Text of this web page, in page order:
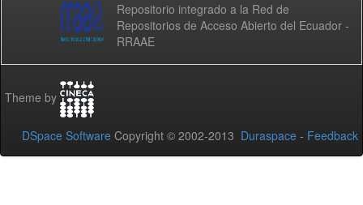
Repositorio integrado a la Red de
Repositorios de Acceso Abierto del Ecuador -
RRAAE
Theme by
DSpace Software Copyright © 2002-2013 Duraspace - Feedback